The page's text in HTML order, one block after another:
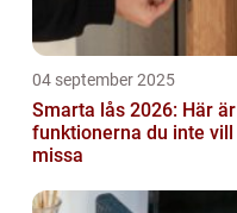
04 september 2025
Smarta lås 2026: Här är
funktionerna du inte vill
missa